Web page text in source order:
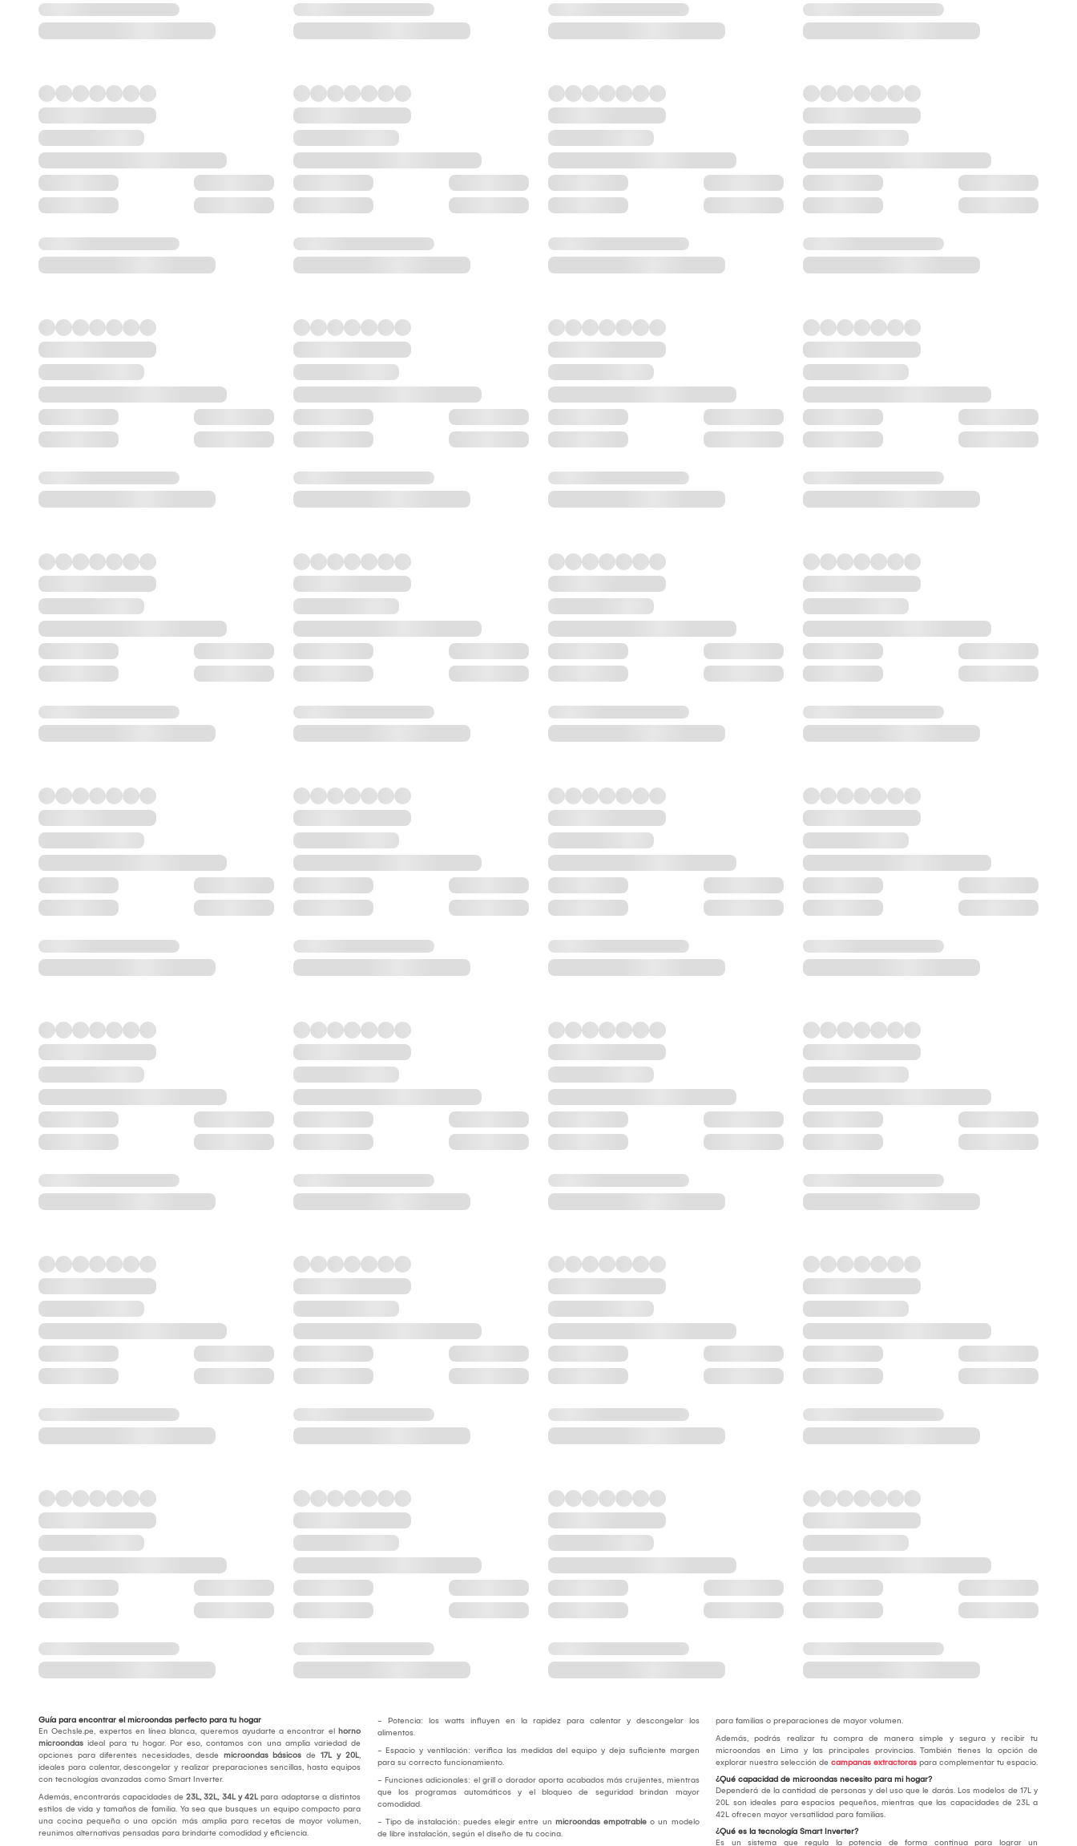
Guía para encontrar el microondas perfecto para tu hogar
En Oechsle.pe, expertos en línea blanca, queremos ayudarte a encontrar el
horno
microondas ideal para tu hogar. Por eso, contamos con una amplia variedad de
opciones para diferentes necesidades, desde microondas básicos de 17L y 20L,
ideales para calentar, descongelar y realizar preparaciones sencillas, hasta equipos
con tecnologías avanzadas como Smart Inverter.
Además, encontrarás capacidades de 23L, 32L, 34L y 42Lpara adaptarse a distintos
estilos de vida y tamaños de familia. Ya sea que busques un equipo compacto para
una cocina pequeña o una opción más amplia para recetas de mayor volumen,
reunimos alternativas pensadas para brindarte comodidad y eficiencia.
- Potencia: los watts influyen en la rapidez para calentar y descongelar los
alimentos.
- Espacio y ventilación: verifica las medidas del equipo y deja suficiente margen
para su correcto funcionamiento.
- Funciones adicionales: el grill o dorador aporta acabados más crujientes, mientras
que los programas automáticos y el bloqueo de seguridad brindan mayor
comodidad.
- Tipo de instalación: puedes elegir entre un microondas empotrableo un modelo
de libre instalación, según el diseño de tu cocina.
para familias o preparaciones de mayor volumen.
Además, podrás realizar tu compra de manera simple y segura y recibir tu
microondas en Lima y las principales provincias. También tienes la opción de
explorar nuestra selección decampanas extractoras para complementar tu espacio.
¿Qué capacidad de microondas necesito para mi hogar?
Dependerá de la cantidad de personas y del uso que le darás. Los modelos de 17L y
20L son ideales para espacios pequeños, mientras que las capacidades de 23L a
42L ofrecen mayor versatilidad para familias.
¿Qué es la tecnología Smart Inverter?
Es un sistema que regula la potencia de forma continua para lograr un